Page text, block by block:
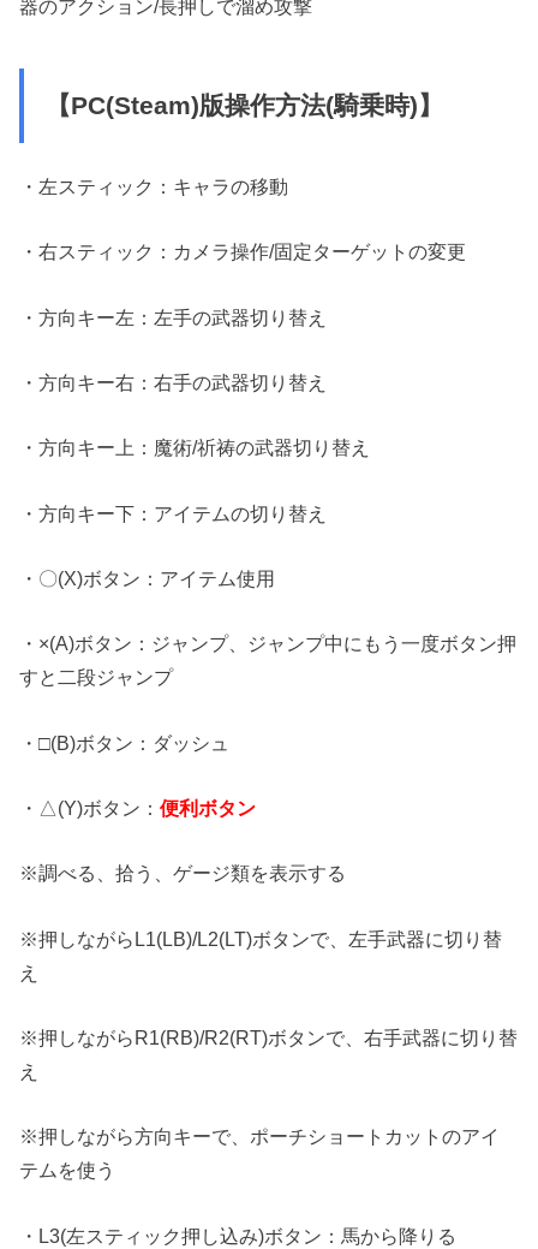
器のアクション/長押しで溜め攻撃
【PC(Steam)版操作方法(騎乗時)】
・左スティック：キャラの移動
・右スティック：カメラ操作/固定ターゲットの変更
・方向キー左：左手の武器切り替え
・方向キー右：右手の武器切り替え
・方向キー上：魔術/祈祷の武器切り替え
・方向キー下：アイテムの切り替え
・〇(X)ボタン：アイテム使用
・×(A)ボタン：ジャンプ、ジャンプ中にもう一度ボタン押
すと二段ジャンプ
・□(B)ボタン：ダッシュ
・△(Y)ボタン：便利ボタン
※調べる、拾う、ゲージ類を表示する
※押しながらL1(LB)/L2(LT)ボタンで、左手武器に切り替
え
※押しながらR1(RB)/R2(RT)ボタンで、右手武器に切り替
え
※押しながら方向キーで、ポーチショートカットのアイ
テムを使う
・L3(左スティック押し込み)ボタン：馬から降りる